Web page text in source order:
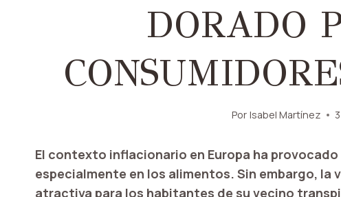
DORADO
Por Isabel Martínez
El contexto inflacionario en Europa ha
especialmente en los alimentos. Sin embargo, la
atractiva para los habitantes de su vecino